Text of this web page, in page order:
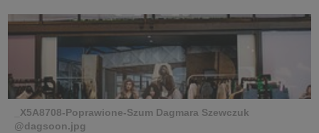
_X5A8708-Poprawione-Szum Dagmara Szewczuk
@dagsoon.jpg